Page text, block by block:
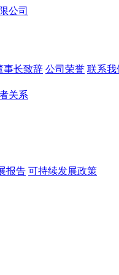
事长致辞 公司荣誉 联系我
关系
报告 可持续发展政策